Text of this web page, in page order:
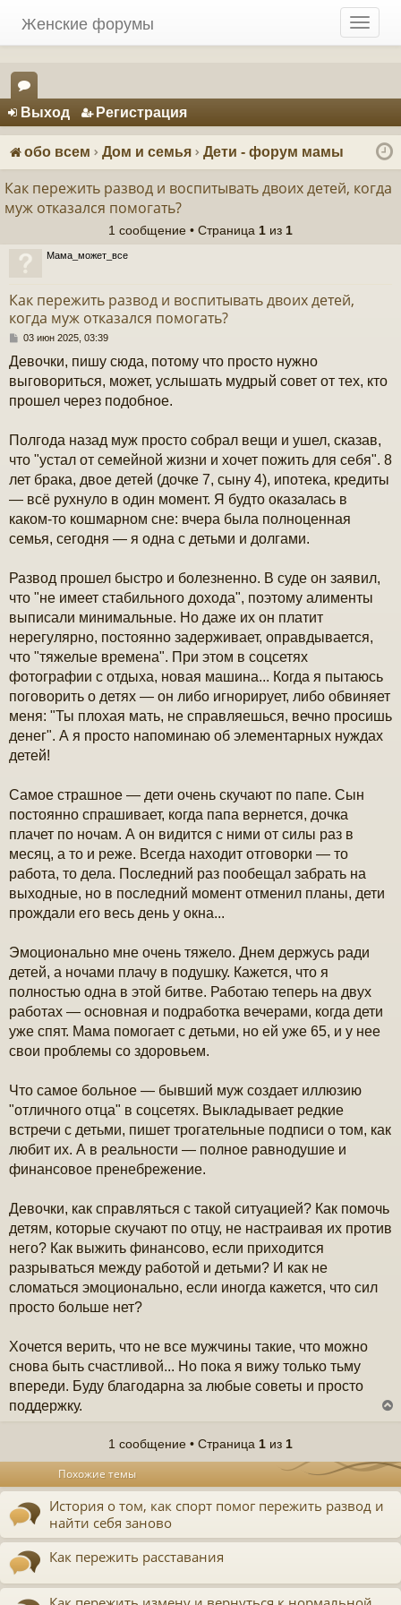
T
o
l
n
v
i
Женские форумы
Регистрация
ор
ум
Выход Регистрация
обо всем Дом и семья Дети - форум мамы
Как пережить развод и воспитывать двоих детей, когда
муж отказался помогать?
1 сообщение • Страница 1 из 1
Мама_может_все
Как пережить развод и воспитывать двоих детей,
когда муж отказался помогать?
С
о
б
е
е
03 июн 2025, 03:39
Девочки, пишу сюда, потому что просто нужно
выговориться, может, услышать мудрый совет от тех, кто
прошел через подобное.
Полгода назад муж просто собрал вещи и ушел, сказав,
что "устал от семейной жизни и хочет пожить для себя". 8
лет брака, двое детей (дочке 7, сыну 4), ипотека, кредиты
— всё рухнуло в один момент. Я будто оказалась в
каком-то кошмарном сне: вчера была полноценная
семья, сегодня — я одна с детьми и долгами.
Развод прошел быстро и болезненно. В суде он заявил,
что "не имеет стабильного дохода", поэтому алименты
выписали минимальные. Но даже их он платит
нерегулярно, постоянно задерживает, оправдывается,
что "тяжелые времена". При этом в соцсетях
фотографии с отдыха, новая машина... Когда я пытаюсь
поговорить о детях — он либо игнорирует, либо обвиняет
меня: "Ты плохая мать, не справляешься, вечно просишь
денег". А я просто напоминаю об элементарных нуждах
детей!
Самое страшное — дети очень скучают по папе. Сын
постоянно спрашивает, когда папа вернется, дочка
плачет по ночам. А он видится с ними от силы раз в
месяц, а то и реже. Всегда находит отговорки — то
работа, то дела. Последний раз пообещал забрать на
выходные, но в последний момент отменил планы, дети
прождали его весь день у окна...
Эмоционально мне очень тяжело. Днем держусь ради
детей, а ночами плачу в подушку. Кажется, что я
полностью одна в этой битве. Работаю теперь на двух
работах — основная и подработка вечерами, когда дети
уже спят. Мама помогает с детьми, но ей уже 65, и у нее
свои проблемы со здоровьем.
Что самое больное — бывший муж создает иллюзию
"отличного отца" в соцсетях. Выкладывает редкие
встречи с детьми, пишет трогательные подписи о том, как
любит их. А в реальности — полное равнодушие и
финансовое пренебрежение.
Девочки, как справляться с такой ситуацией? Как помочь
детям, которые скучают по отцу, не настраивая их против
него? Как выжить финансово, если приходится
разрываться между работой и детьми? И как не
сломаться эмоционально, если иногда кажется, что сил
просто больше нет?
Хочется верить, что не все мужчины такие, что можно
снова быть счастливой... Но пока я вижу только тьму
впереди. Буду благодарна за любые советы и просто
поддержку.
у
ь
к
н
а
1 сообщение • Страница 1 из 1
Похожие темы
История о том, как спорт помог пережить развод и
найти себя заново
Как пережить расставания